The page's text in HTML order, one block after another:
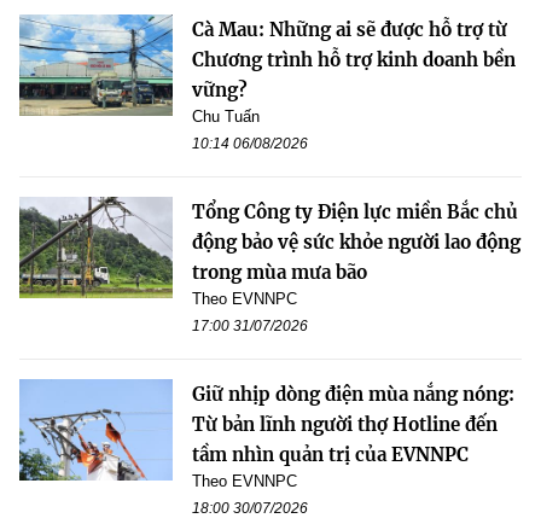
Cà Mau: Những ai sẽ được hỗ trợ từ
Chương trình hỗ trợ kinh doanh bền
vững?
Chu Tuấn
10:14 06/08/2026
Tổng Công ty Điện lực miền Bắc chủ
động bảo vệ sức khỏe người lao động
trong mùa mưa bão
Theo EVNNPC
17:00 31/07/2026
Giữ nhịp dòng điện mùa nắng nóng:
Từ bản lĩnh người thợ Hotline đến
tầm nhìn quản trị của EVNNPC
Theo EVNNPC
18:00 30/07/2026